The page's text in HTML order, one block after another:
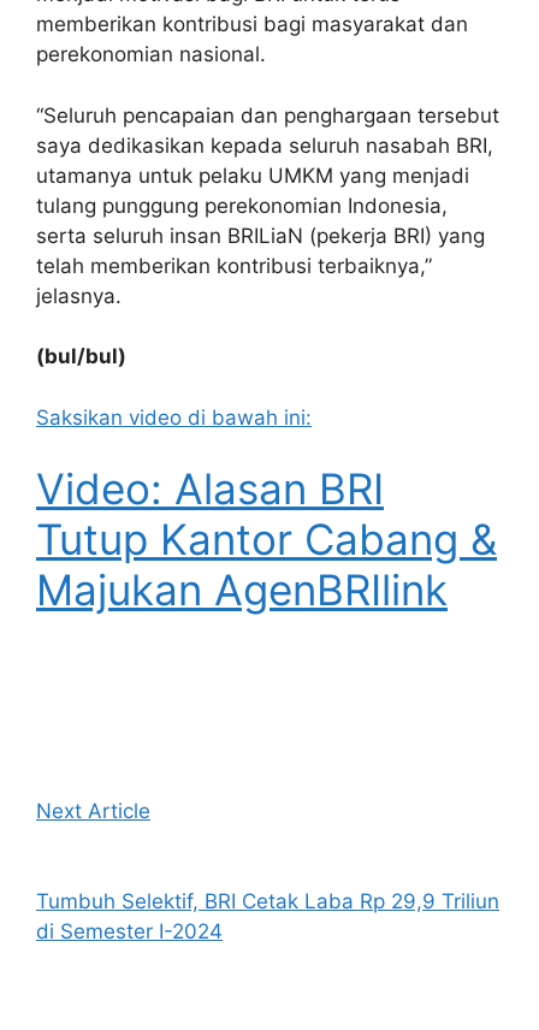
memberikan kontribusi bagi masyarakat dan
perekonomian nasional.
“Seluruh pencapaian dan penghargaan tersebut
saya dedikasikan kepada seluruh nasabah BRI,
utamanya untuk pelaku UMKM yang menjadi
tulang punggung perekonomian Indonesia,
serta seluruh insan BRILiaN (pekerja BRI) yang
telah memberikan kontribusi terbaiknya,”
jelasnya.
(bul/bul)
Saksikan video di bawah ini:
Video: Alasan BRI
Tutup Kantor Cabang &
Majukan AgenBRIlink
Next Article
Tumbuh Selektif, BRI Cetak Laba Rp 29,9 Triliun
di Semester I-2024